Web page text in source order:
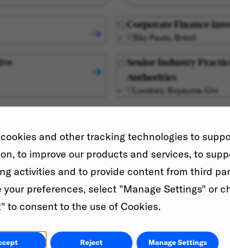
and other tracking technologies to
to improve our products and services, to
activities and to provide content from third
your preferences, select "Manage Settings" or
to consent to the use of Cookies.
Reject Manage Settings
Corporate Finance
São Paulo, Brésil
Senior Industry
Authorities
Londres, Royaume-Uni
Prénom*
Adresse email*
Resume
Recherchez une catégorie et